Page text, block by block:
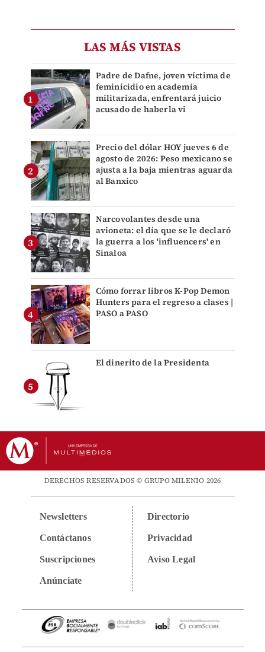
LAS MÁS VISTAS
Padre de Dafne, joven víctima de
feminicidio en academia
militarizada, enfrentará juicio
acusado de haberla vi
Precio del dólar HOY jueves 6 de
agosto de 2026: Peso mexicano se
ajusta a la baja mientras aguarda
al Banxico
Narcovolantes desde una
avioneta: el día que se le declaró
la guerra a los 'influencers' en
Sinaloa
Cómo forrar libros K-Pop Demon
Hunters para el regreso a clases |
PASO a PASO
El dinerito de la Presidenta
DERECHOS RESERVADOS © GRUPO MILENIO 2026
Newsletters
Contáctanos
Suscripciones
Anúnciate
Directorio
Privacidad
Aviso Legal